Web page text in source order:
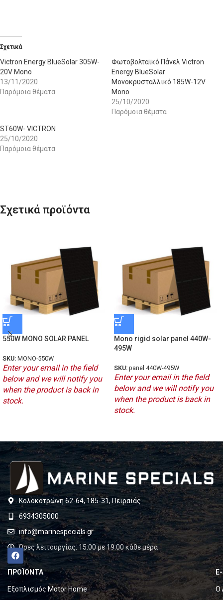
Σχετικά
Victron Energy BlueSolar 305W-
20V Mono
13/11/2020
Παρόμοια θέματα
Φωτοβολταϊκό Πάνελ Victron
Energy BlueSolar
Μονοκρυσταλλικό 185W-12V
Mono
25/10/2020
Παρόμοια θέματα
ST60W- VICTRON
25/10/2020
Παρόμοια θέματα
Σχετικά προϊόντα
550W MONO SOLAR PANEL
SKU: MONO-550W
Enter your email in the field
below and we will notify you
when the product is back in
stock.
Mono rigid solar panel 440W-
495W
SKU: panel 440W-495W
Enter your email in the field
below and we will notify you
when the product is back in
stock.
Κολοκοτρώνη 62-64, 185-31, Πειραιάς
6934305000
info@marinespecials.gr
Ώρες λειτουργίας: 15:00 με 19:00 κάθε μέρα
ΠΡΟΪΟΝΤΑ
Εξοπλισμός Motor Home Ο